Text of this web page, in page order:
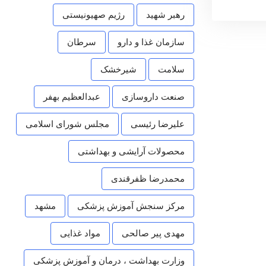
رهبر شهید رژیم صهیونیستی
سازمان غذا و دارو سرطان
سلامت شیرخشک
صنعت داروسازی عبدالعظیم بهفر
علیرضا رئیسی مجلس شورای اسلامی
محصولات آرایشی و بهداشتی
محمدرضا ظفرقندی
مرکز سنجش آموزش پزشکی مشهد
مهدی پیر صالحی مواد غذایی
وزارت بهداشت ، درمان و آموزش پزشکی